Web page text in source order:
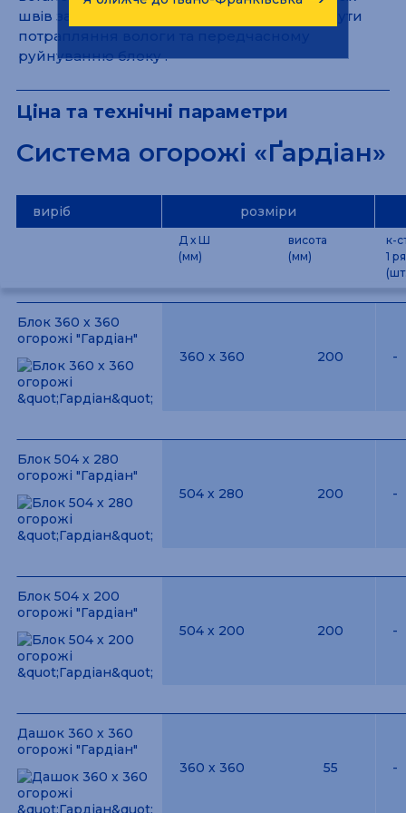
швів за допомогою герметику , щоб уникнути
потрапляння вологи та передчасному
руйнуванню блоку .
Ціна та технічні параметри
Система огорожі «Ґардіан»
виріб розміри
Д х Ш
(мм)
висота
(мм)
к-
1
Блок 360 х 360
огорожі "Гардіан"
360 х 360
200 -
Блок 504 х 280
огорожі "Гардіан"
504 х 280
200 -
Блок 504 х 200
огорожі "Гардіан"
504 х 200
200 -
Дашок 360 х 360
огорожі "Гардіан"
360 х 360
55 -